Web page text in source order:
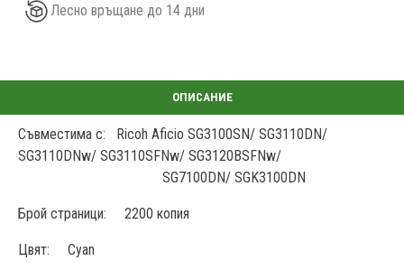
Лесно връщане до 14 дни
Съвместима с: Ricoh Aficio SG3100SN/ SG3110DN/
SG3110DNw/ SG3110SFNw/ SG3120BSFNw/
SG7100DN/ SGK3100DN
Брой страници: 2200 копия
Цвят: Cyan